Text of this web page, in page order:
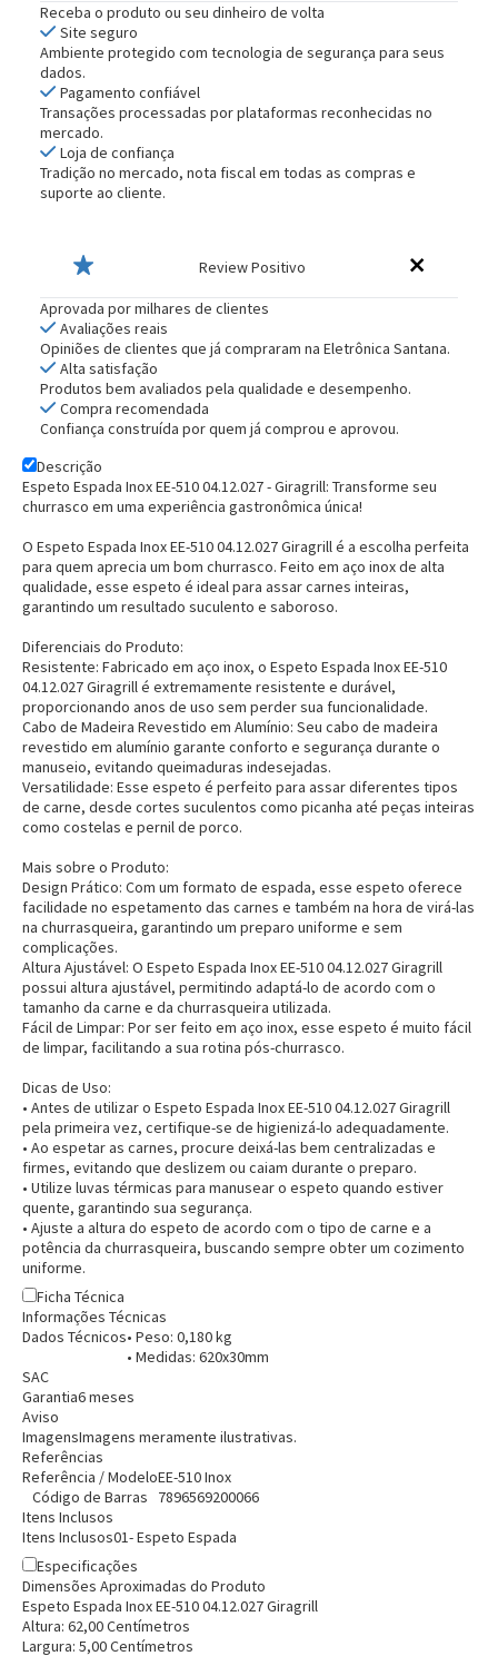
Receba o produto ou seu dinheiro de volta
Site seguro
Ambiente protegido com tecnologia de segurança para seus
dados.
Pagamento confiável
Transações processadas por plataformas reconhecidas no
mercado.
Loja de confiança
Tradição no mercado, nota fiscal em todas as compras e
suporte ao cliente.
Review Positivo
Aprovada por milhares de clientes
Avaliações reais
Opiniões de clientes que já compraram na Eletrônica Santana.
Alta satisfação
Produtos bem avaliados pela qualidade e desempenho.
Compra recomendada
Confiança construída por quem já comprou e aprovou.
Descrição
Espeto Espada Inox EE-510 04.12.027 - Giragrill: Transforme seu
churrasco em uma experiência gastronômica única!
O Espeto Espada Inox EE-510 04.12.027 Giragrill é a escolha perfeita
para quem aprecia um bom churrasco. Feito em aço inox de alta
qualidade, esse espeto é ideal para assar carnes inteiras,
garantindo um resultado suculento e saboroso.
Diferenciais do Produto:
Resistente: Fabricado em aço inox, o Espeto Espada Inox EE-510
04.12.027 Giragrill é extremamente resistente e durável,
proporcionando anos de uso sem perder sua funcionalidade.
Cabo de Madeira Revestido em Alumínio: Seu cabo de madeira
revestido em alumínio garante conforto e segurança durante o
manuseio, evitando queimaduras indesejadas.
Versatilidade: Esse espeto é perfeito para assar diferentes tipos
de carne, desde cortes suculentos como picanha até peças inteiras
como costelas e pernil de porco.
Mais sobre o Produto:
Design Prático: Com um formato de espada, esse espeto oferece
facilidade no espetamento das carnes e também na hora de virá-las
na churrasqueira, garantindo um preparo uniforme e sem
complicações.
Altura Ajustável: O Espeto Espada Inox EE-510 04.12.027 Giragrill
possui altura ajustável, permitindo adaptá-lo de acordo com o
tamanho da carne e da churrasqueira utilizada.
Fácil de Limpar: Por ser feito em aço inox, esse espeto é muito fácil
de limpar, facilitando a sua rotina pós-churrasco.
Dicas de Uso:
• Antes de utilizar o Espeto Espada Inox EE-510 04.12.027 Giragrill
pela primeira vez, certifique-se de higienizá-lo adequadamente.
• Ao espetar as carnes, procure deixá-las bem centralizadas e
firmes, evitando que deslizem ou caiam durante o preparo.
• Utilize luvas térmicas para manusear o espeto quando estiver
quente, garantindo sua segurança.
• Ajuste a altura do espeto de acordo com o tipo de carne e a
potência da churrasqueira, buscando sempre obter um cozimento
uniforme.
Ficha Técnica
Informações Técnicas
Dados Técnicos• Peso: 0,180 kg
• Medidas: 620x30mm
SAC
Garantia6 meses
Aviso
ImagensImagens meramente ilustrativas.
Referências
Referência / ModeloEE-510 Inox
Código de Barras
7896569200066
Itens Inclusos
Itens Inclusos01- Espeto Espada
Especificações
Dimensões Aproximadas do Produto
Espeto Espada Inox EE-510 04.12.027 Giragrill
Altura: 62,00Centímetros
Largura: 5,00Centímetros